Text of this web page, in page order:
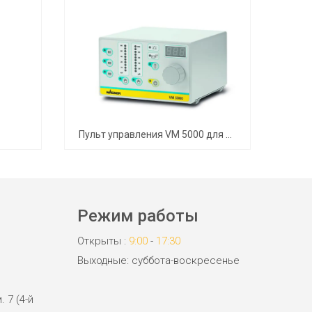
Пульт управления VM 5000 для электростатических пистолетов-распылителей
7 (4-й
Режим работы
Открыты : 9:00 - 17:30
Выходные: суббота-воскресенье